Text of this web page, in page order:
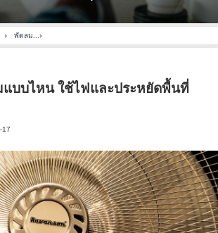
พัดลม
บบไหน ใช้ไฟและประหยัดพื้นที่
17